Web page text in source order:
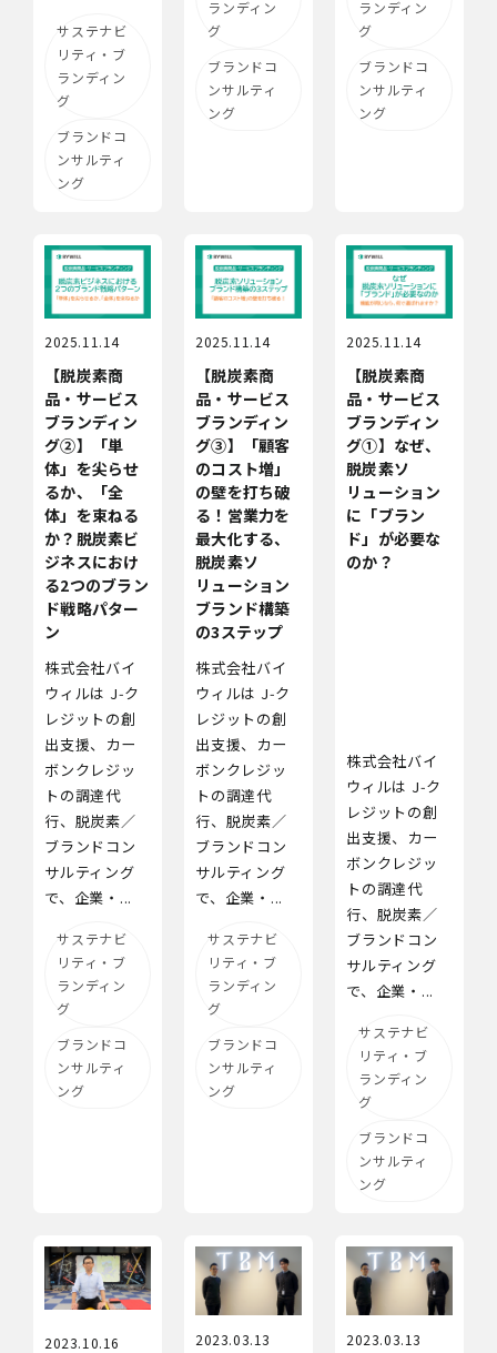
サステナビ
リティ・ブ
ランディン
グ
ブランドコ
ンサルティ
ング
ランディン
グ
ブランドコ
ンサルティ
ング
ランディン
グ
ブランドコ
ンサルティ
ング
2025.11.14
【脱炭素商
品・サービス
ブランディン
グ②】「単
体」を尖らせ
るか、「全
体」を束ねる
か？脱炭素ビ
ジネスにおけ
る2つのブラン
ド戦略パター
ン
株式会社バイ
ウィルは J‑ク
レジットの創
出支援、カー
ボンクレジッ
トの調達代
行、脱炭素／
ブランドコン
サルティング
で、企業・...
サステナビ
リティ・ブ
ランディン
グ
ブランドコ
ンサルティ
ング
2025.11.14
【脱炭素商
品・サービス
ブランディン
グ③】「顧客
のコスト増」
の壁を打ち破
る！営業力を
最大化する、
脱炭素ソ
リューション
ブランド構築
の3ステップ
株式会社バイ
ウィルは J‑ク
レジットの創
出支援、カー
ボンクレジッ
トの調達代
行、脱炭素／
ブランドコン
サルティング
で、企業・...
サステナビ
リティ・ブ
ランディン
グ
ブランドコ
ンサルティ
ング
2025.11.14
【脱炭素商
品・サービス
ブランディン
グ①】なぜ、
脱炭素ソ
リューション
に「ブラン
ド」が必要な
のか？
株式会社バイ
ウィルは J‑ク
レジットの創
出支援、カー
ボンクレジッ
トの調達代
行、脱炭素／
ブランドコン
サルティング
で、企業・...
サステナビ
リティ・ブ
ランディン
グ
ブランドコ
ンサルティ
ング
2023.10.16 2023.03.13 2023.03.13